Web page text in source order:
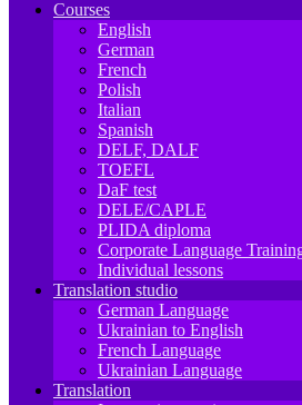
Courses
English
German
French
Polish
Italian
Spanish
DELF, DALF
TOEFL
DaF test
DELE/CAPLE
PLIDA diploma
Corporate Language
Individual lessons
Translation studio
German Language
Ukrainian to English
French Language
Ukrainian Language
Translation